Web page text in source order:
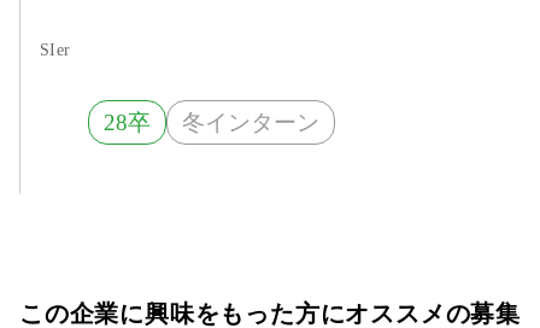
SIer
28卒 冬インターン
この企業に興味をもった方にオススメの募集